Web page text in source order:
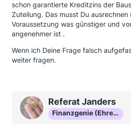
schon garantierte Kreditzins der
Zuteilung. Das musst Du ausrechnen
Voraussetzung was günstiger und
angenehmer ist .
Wenn ich Deine Frage falsch
weiter fragen.
Referat Janders
Finanzgenie (Ehrenmitglied)